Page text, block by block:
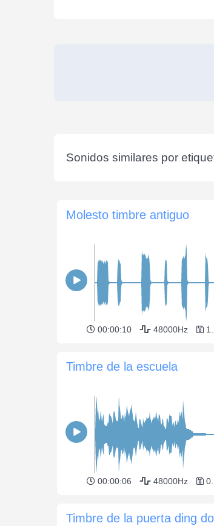
Sonidos similares por
Molesto timbre antiguo
00:00:10 48000Hz
Timbre de la escuela
00:00:06 48000Hz
Timbre de la puerta ding